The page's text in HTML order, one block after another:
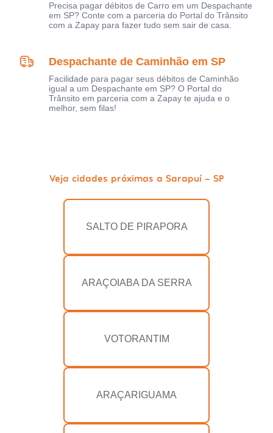
Precisa pagar débitos de Carro em um Despachante
em SP? Conte com a parceria do Portal do Trânsito
com a Zapay para fazer tudo sem sair de casa.
Despachante de Caminhão em SP
Facilidade para pagar seus débitos de Caminhão
igual a um Despachante em SP? O Portal do
Trânsito em parceria com a Zapay te ajuda e o
melhor, sem filas!
Veja cidades próximas a Sarapuí - SP
SALTO DE PIRAPORA
ARAÇOIABA DA SERRA
VOTORANTIM
ARAÇARIGUAMA